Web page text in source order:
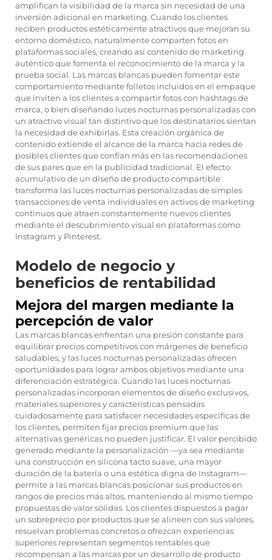
amplifican la visibilidad de la marca sin necesidad de una
inversión adicional en marketing. Cuando los clientes
reciben productos estéticamente atractivos que mejoran su
entorno doméstico, naturalmente comparten fotos en
plataformas sociales, creando así contenido de marketing
auténtico que fomenta el reconocimiento de la marca y la
prueba social. Las marcas blancas pueden fomentar este
comportamiento mediante folletos incluidos en el empaque
que inviten a los clientes a compartir fotos con hashtags de
marca, o bien diseñando luces nocturnas personalizadas con
un atractivo visual tan distintivo que los destinatarios sientan
la necesidad de exhibirlas. Esta creación orgánica de
contenido extiende el alcance de la marca hacia redes de
posibles clientes que confían más en las recomendaciones
de sus pares que en la publicidad tradicional. El efecto
acumulativo de un diseño de producto compartible
transforma las luces nocturnas personalizadas de simples
transacciones de venta individuales en activos de marketing
continuos que atraen constantemente nuevos clientes
mediante el descubrimiento visual en plataformas como
Instagram y Pinterest.
Modelo de negocio y
beneficios de rentabilidad
Mejora del margen mediante la
percepción de valor
Las marcas blancas enfrentan una presión constante para
equilibrar precios competitivos con márgenes de beneficio
saludables, y las luces nocturnas personalizadas ofrecen
oportunidades para lograr ambos objetivos mediante una
diferenciación estratégica. Cuando las luces nocturnas
personalizadas incorporan elementos de diseño exclusivos,
materiales superiores y características pensadas
cuidadosamente para satisfacer necesidades específicas de
los clientes, permiten fijar precios premium que las
alternativas genéricas no pueden justificar. El valor percibido
generado mediante la personalización —ya sea mediante
una construcción en silicona tacto suave, una mayor
duración de la batería o una estética digna de Instagram—
permite a las marcas blancas posicionar sus productos en
rangos de precios más altos, manteniendo al mismo tiempo
propuestas de valor sólidas. Los clientes dispuestos a pagar
un sobreprecio por productos que se alineen con sus valores,
resuelvan problemas concretos o ofrezcan experiencias
superiores representan segmentos rentables que
recompensan a las marcas por un desarrollo de producto